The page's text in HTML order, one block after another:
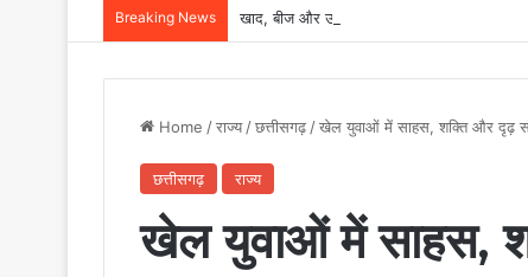
Breaking News खाद, बीज और उर्वरकों की समय पर उपलब्धता से
Home /राज्य/छत्तीसगढ़/खेल युवाओं में साहस, शक्ति और दृढ़
छत्तीसगढ़ राज्य
खेल युवाओं में साहस,